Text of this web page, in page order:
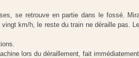
se retrouve en partie dans le fossé.
km/h, le reste du train ne déraille pas.
lors du déraillement, fait